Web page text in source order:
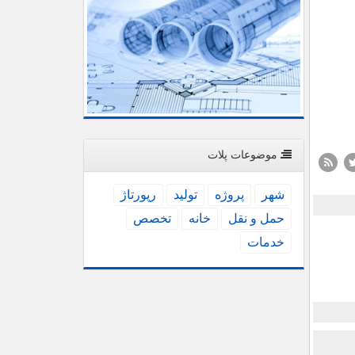
موضوعات پلات
شهر پروژه تولید
رپورتاژ
حمل و نقل
خانه
تخصص
خدمات